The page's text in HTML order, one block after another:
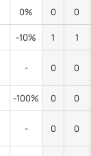
0% 0 0
-10% 1 1
- 0 0
-100% 0 0
- 0 0